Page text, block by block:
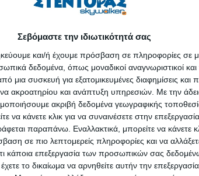
Σεβόμαστε την ιδιωτικότητά σας
και/ή έχουμε πρόσβαση σε πληροφορίες σε
δεδομένα, όπως μοναδικοί αναγνωριστικοί
μια συσκευή για εξατομικευμένες διαφημίσεις και
ακροατηρίου και ανάπτυξη υπηρεσιών. Με την
ακριβή δεδομένα γεωγραφικής
κάνετε κλικ για να συναινέσετε στην
παραπάνω. Εναλλακτικά, μπορείτε να κάνετε
σε πιο λεπτομερείς πληροφορίες και να
κάποια επεξεργασία των προσωπικών σας
το δικαίωμα να αρνηθείτε αυτήν την
συμπαγής & υπάκουος & Angora χρειάζεται
τον όγκο. Τα μικρόσωμα κατσίκια παράγουν
Ελλήνων παραγωγών. Μαρία Γεωργίου, facebook, 15/
προσπαθεί να καταχωρίσει την σούπα-πατσά
της Οδύσσειας, ο Όμηρος περιγράει ένα πιάτο
που επέστρεψε ο βασιλιάς της Ιθάκης στο
κρέας και αίμα. Η συνταγή πέρασε στη Βυζαντινή
Κοκκώνης. reader.gr, 15.4.2026
κυρίως από Τυνησία & Τουρκία, λόγω μειωμένης
& δάκου). Η αγορά αναμένει την επόμενη
αστάθμητος παράγοντας. ΝΕΑ Αιτωλοακαρνανίας,